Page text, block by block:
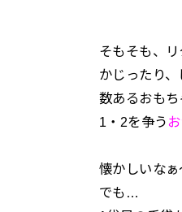
そもそも、
かじったり
数あるおも
1・2を争う
懐かしいなぁ
でも…